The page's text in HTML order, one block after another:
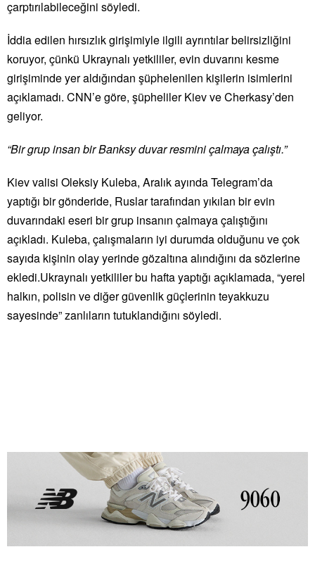
çarptırılabileceğini söyledi.
İddia edilen hırsızlık girişimiyle ilgili ayrıntılar belirsizliğini
koruyor, çünkü Ukraynalı yetkililer, evin duvarını kesme
girişiminde yer aldığından şüphelenilen kişilerin isimlerini
açıklamadı. CNN’e göre, şüpheliler Kiev ve Cherkasy’den
geliyor.
“Bir grup insan bir Banksy duvar resmini çalmaya çalıştı.”
Kiev valisi Oleksiy Kuleba, Aralık ayında Telegram’da
yaptığı bir gönderide, Ruslar tarafından yıkılan bir evin
duvarındaki eseri bir grup insanın çalmaya çalıştığını
açıkladı. Kuleba, çalışmaların iyi durumda olduğunu ve çok
sayıda kişinin olay yerinde gözaltına alındığını da sözlerine
ekledi.Ukraynalı yetkililer bu hafta yaptığı açıklamada, “yerel
halkın, polisin ve diğer güvenlik güçlerinin teyakkuzu
sayesinde” zanlıların tutuklandığını söyledi.